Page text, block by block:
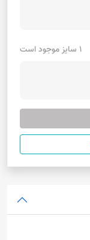
1 سایز موجود است